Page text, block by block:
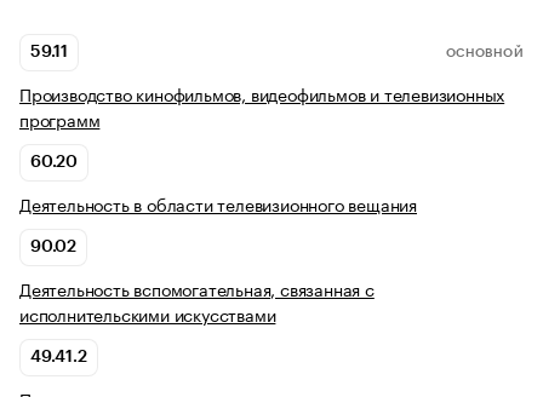
59.11 ОСНОВНОЙ
Производство кинофильмов, видеофильмов и телевизионных
программ
60.20
Деятельность в области телевизионного вещания
90.02
Деятельность вспомогательная, связанная с
исполнительскими искусствами
49.41.2